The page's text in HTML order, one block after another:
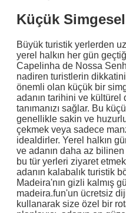
Küçük Simgesel
Büyük turistik yerlerden
yerel halkın her gün
Capelinha de Nossa
nadiren turistlerin
önemli olan küçük bir
adanın tarihini ve kültürel
tanımanızı sağlar. Bu
genellikle sakin ve
çekmek veya sadece
idealdirler. Yerel halkın
ve adanın daha az
bu tür yerleri ziyaret
adanın kalabalık turistik
Madeira'nın gizli kalmış
madeira.fun'un ücretsiz
kullanarak size özel bir